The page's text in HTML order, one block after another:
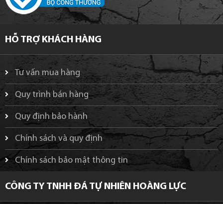
HỖ TRỢ KHÁCH HÀNG
Tư vấn mua hàng
Quy trình bán hàng
Quy định bảo hành
Chính sách và quy định
Chính sách bảo mật thông tin
CÔNG TY TNHH ĐÁ TỰ NHIÊN HOÀNG LỰC